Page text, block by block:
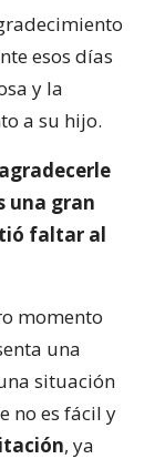
esos días
y la
a su hijo.
una gran
faltar al
momento
una
situación
no es fácil y
, ya